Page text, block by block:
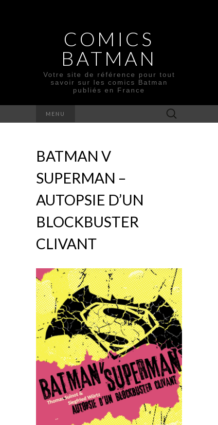
COMICS
BATMAN
Votre site de référence pour tout
savoir sur les comics Batman
publiés en France
MENU Rechercher :
BATMAN V
SUPERMAN –
AUTOPSIE D’UN
BLOCKBUSTER
CLIVANT